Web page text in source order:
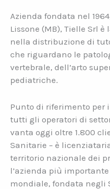
Azienda fondata nel
Lissone (MB), Tielle Srl
nella distribuzione di
che riguardano le
vertebrale, dell’arto
pediatriche.
Punto di riferimento per
tutti gli operatori di
vanta oggi oltre 1.800
Sanitarie – è
territorio nazionale dei
l’azienda più
mondiale, fondata negli